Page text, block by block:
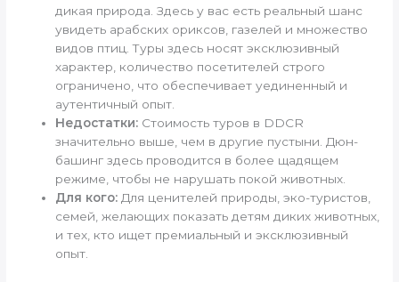
дикая природа. Здесь у вас есть реальный шанс
увидеть арабских ориксов, газелей и множество
видов птиц. Туры здесь носят эксклюзивный
характер, количество посетителей строго
ограничено, что обеспечивает уединенный и
аутентичный опыт.
Недостатки: Стоимость туров в DDCR
значительно выше, чем в другие пустыни. Дюн-
башинг здесь проводится в более щадящем
режиме, чтобы не нарушать покой животных.
Для кого: Для ценителей природы, эко-туристов,
семей, желающих показать детям диких животных,
и тех, кто ищет премиальный и эксклюзивный
опыт.